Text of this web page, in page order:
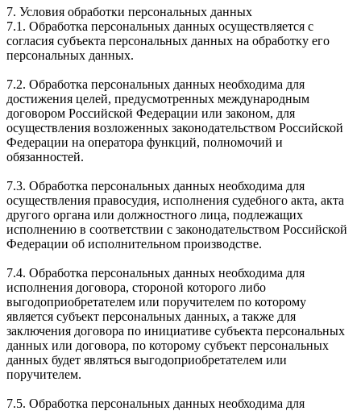
7. Условия обработки персональных данных
7.1. Обработка персональных данных осуществляется с
согласия субъекта персональных данных на обработку его
персональных данных.
7.2. Обработка персональных данных необходима для
достижения целей, предусмотренных международным
договором Российской Федерации или законом, для
осуществления возложенных законодательством Российской
Федерации на оператора функций, полномочий и
обязанностей.
7.3. Обработка персональных данных необходима для
осуществления правосудия, исполнения судебного акта, акта
другого органа или должностного лица, подлежащих
исполнению в соответствии с законодательством Российской
Федерации об исполнительном производстве.
7.4. Обработка персональных данных необходима для
исполнения договора, стороной которого либо
выгодоприобретателем или поручителем по которому
является субъект персональных данных, а также для
заключения договора по инициативе субъекта персональных
данных или договора, по которому субъект персональных
данных будет являться выгодоприобретателем или
поручителем.
7.5. Обработка персональных данных необходима для